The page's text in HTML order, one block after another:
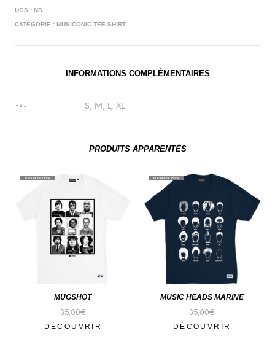
UGS : ND
CATÉGORIE : MUSICONIC TEE-SHIRT
INFORMATIONS COMPLÉMENTAIRES
Taille S, M, L, XL
PRODUITS APPARENTÉS
RUPTURE DE STOCK
MUGSHOT
35,00€
DÉCOUVRIR
RUPTURE DE STOCK
MUSIC HEADS MARINE
35,00€
DÉCOUVRIR